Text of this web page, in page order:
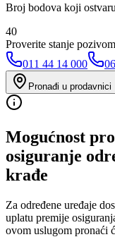
Broj bodova koji
40
Proverite stanje
011 44 14 000
Pronađi u prodavnici
Mogućnost
osiguranje
krađe
Za određene uređaje
uplatu premije
ovom uslugom pronaći